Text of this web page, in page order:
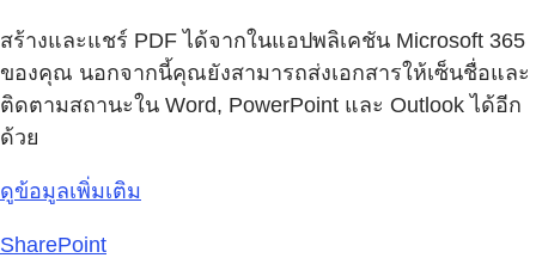
สร้างและแชร์ PDF ได้จากในแอปพลิเคชัน Microsoft 365
ของคุณ นอกจากนี้คุณยังสามารถส่งเอกสารให้เซ็นชื่อและ
ติดตามสถานะใน Word, PowerPoint และ Outlook ได้อีก
ด้วย
ดูข้อมูลเพิ่มเติม
SharePoint